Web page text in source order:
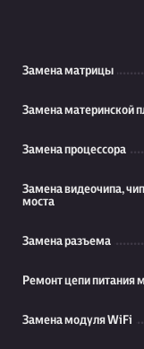
Замена матрицы
Замена материнской
Замена процессора
Замена видеочипа,
моста
Замена разъема
Ремонт цепи питания
Замена модуля WiFi